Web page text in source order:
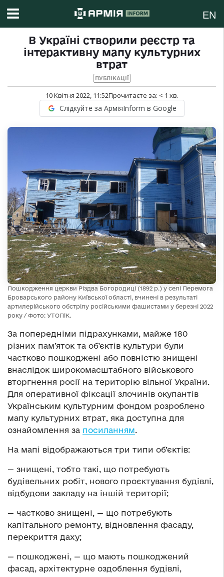
EN
В Україні створили реєстр та
інтерактивну мапу культурних
втрат
ПУБЛІКАЦІЇ
10 Квітня 2022, 11:52Прочитаєте за: < 1 хв.
Слідкуйте за АрміяInform в Google
Пошкодження церкви Різдва Богородиці (1892 р.) у селі Перемога
Броварського району Київської області, вчинені в результаті
артилерійського обстрілу російськими фашистами у березні 2022
року / Фото: УТОПіК.
За попередніми підрахунками, майже 180
різних пам’яток та об’єктів культури були
частково пошкоджені або повністю знищені
внаслідок широкомасштабного військового
вторгнення росії на територію вільної України.
Для оперативної фіксації злочинів окупантів
Українським культурним фондом розроблено
мапу культурних втрат, яка доступна для
ознайомлення за посиланням.
На мапі відображаються три типи об’єктів:
— знищені, тобто такі, що потребують
будівельних робіт, нового проєктування будівлі,
відбудови закладу на іншій території;
— частково знищені, — що потребують
капітального ремонту, відновлення фасаду,
перекриття даху;
— пошкоджені, — що мають пошкоджений
фасад, архітектурне оздоблення будівлі,